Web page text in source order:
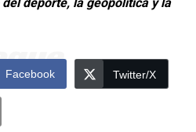
Facebook Twitter/X